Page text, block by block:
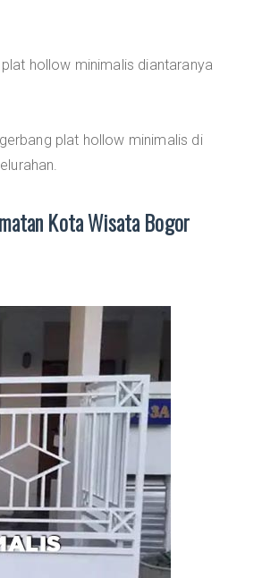
hollow minimalis diantaranya
plat hollow minimalis di
Kota Wisata Bogor